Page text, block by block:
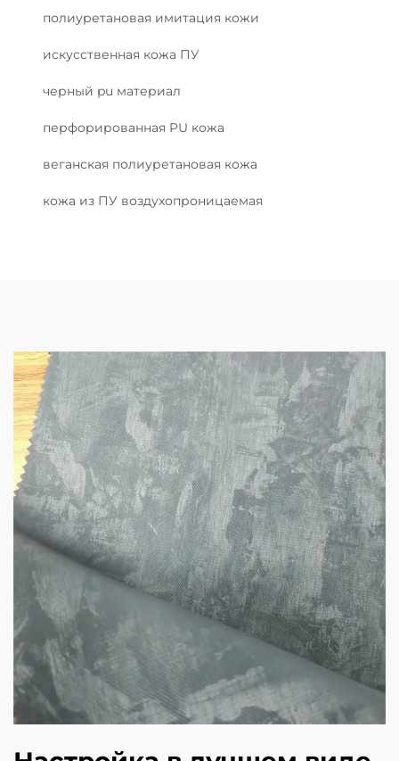
полиуретановая имитация кожи
искусственная кожа ПУ
черный pu материал
перфорированная PU кожа
веганская полиуретановая кожа
кожа из ПУ воздухопроницаемая